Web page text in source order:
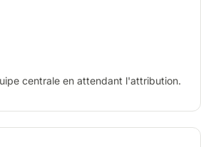
centrale en attendant l'attribution.